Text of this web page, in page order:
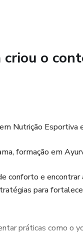
criou o
Nutrição Esportiva
formação em
conforto e
para
práticas como o